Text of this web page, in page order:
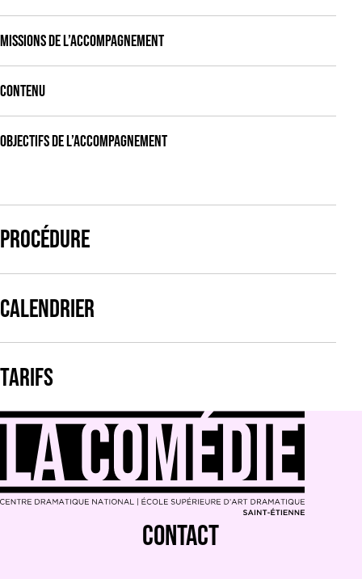
MISSIONS DE L’ACCOMPAGNEMENT
CONTENU
OBJECTIFS DE L’ACCOMPAGNEMENT
PROCÉDURE
CALENDRIER
TARIFS
CONTACT